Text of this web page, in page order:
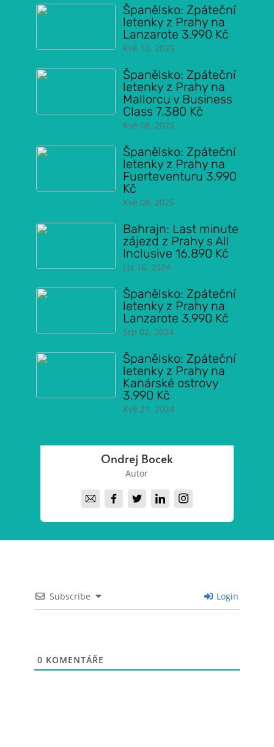
Španělsko: Zpáteční
letenky z Prahy na
Lanzarote 3.990 Kč
Kvě 10, 2025
Španělsko: Zpáteční
letenky z Prahy na
Mallorcu v Business
Class 7.380 Kč
Kvě 08, 2025
Španělsko: Zpáteční
letenky z Prahy na
Fuerteventuru 3.990
Kč
Kvě 08, 2025
Bahrajn: Last minute
zájezd z Prahy s All
Inclusive 16.890 Kč
Lis 16, 2024
Španělsko: Zpáteční
letenky z Prahy na
Lanzarote 3.990 Kč
Srp 02, 2024
Španělsko: Zpáteční
letenky z Prahy na
Kanárské ostrovy
3.990 Kč
Kvě 21, 2024
Ondrej Bocek
Autor
Subscribe Login
0 KOMENTÁŘE